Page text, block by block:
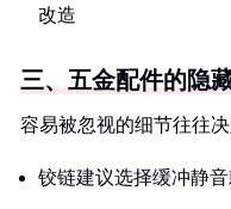
改造
三、五金配件的隐
容易被忽视的细节往往决
铰链建议选择缓冲静